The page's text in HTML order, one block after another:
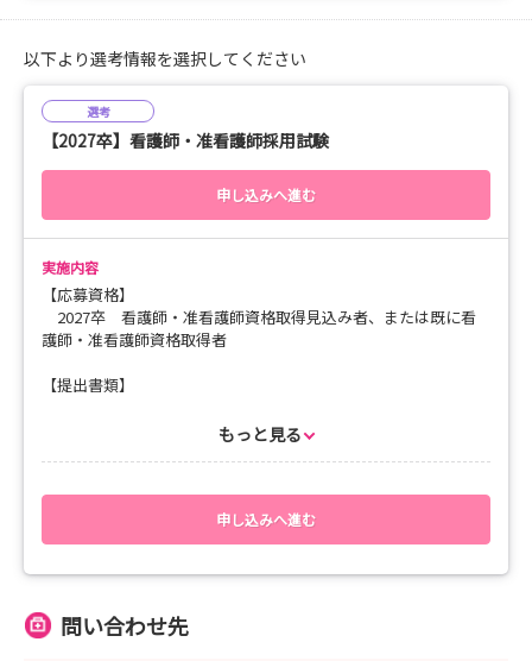
・先輩の経験談シェアタイム
○応募方法
・当サイトより予約、もしくは下記連絡先までお問い合わせく
ださい。
（医）一陽会 看護部 宮本・松村・川田
TEL （直通）082-922-0150（内線252）
（代表）082-923-5161
E-mail kango-j@icy.or.jp
ご都合に合わせてぜひご参加ください。
以下より選考情報を選択してください
選考
【2027卒】看護師・准看護師採用試験
申し込みへ進む
実施内容
【応募資格】
2027卒 看護師・准看護師資格取得見込み者、または既に看
護師・准看護師資格取得者
【提出書類】
（当院ホームページ 募集要項ページからもダウンロードできま
【内容】
作文、適性検査、面接
もっと見る
申し込みへ進む
問い合わせ先